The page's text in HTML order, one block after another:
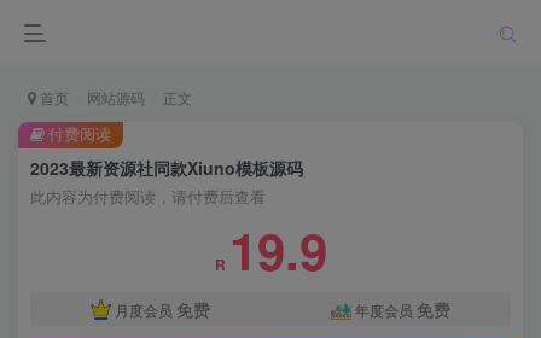
首页 网站源码 正文
2023最新资源社同款Xiuno模板源码
此内容为付费阅读，请付费后查看
R 19.9
月度会员 免费 年度会员 免费
付费阅读